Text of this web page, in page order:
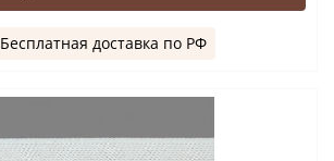
Бесплатная доставка по РФ